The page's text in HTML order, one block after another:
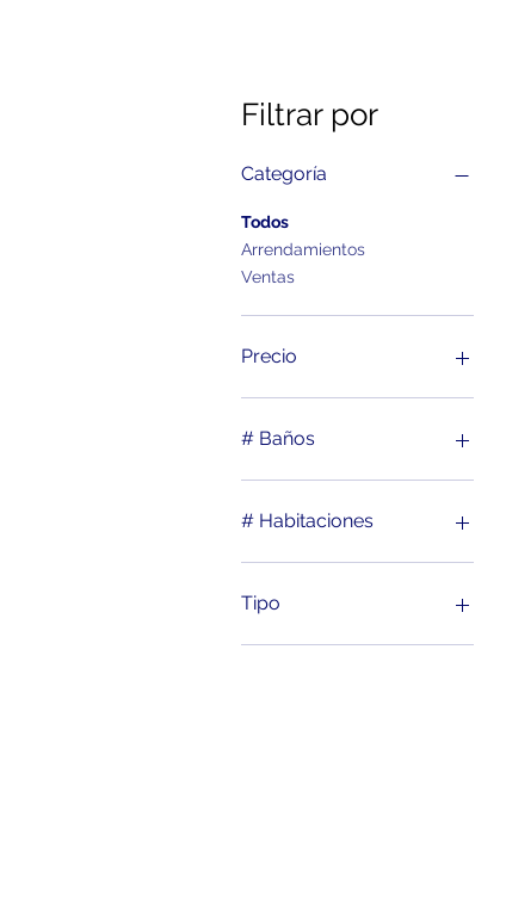
Filtrar por
Categoría
Todos
Arrendamientos
Ventas
Precio
# Baños
2
# Habitaciones
3
Tipo
Apartamento